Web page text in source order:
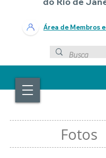
Área de Membros
Fotos